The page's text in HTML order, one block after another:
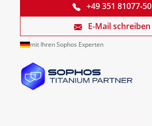
+49 351 81077-50
E-Mail schreiben
mit Ihren Sophos Experten